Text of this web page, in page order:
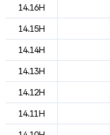
14.16H
14.15H
14.14H
14.13H
14.12H
14.11H